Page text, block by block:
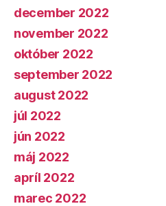
december 2022
november 2022
október 2022
september 2022
august 2022
júl 2022
jún 2022
máj 2022
apríl 2022
marec 2022